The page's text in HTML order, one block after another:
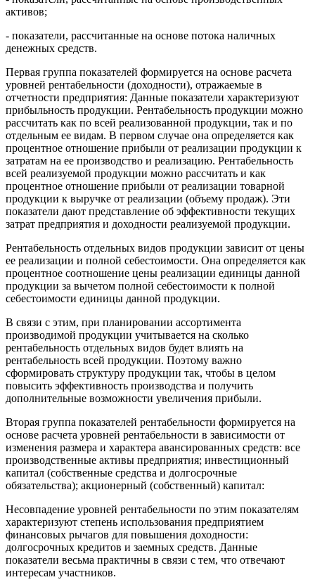
активов;
- показатели, рассчитанные на основе потока наличных
денежных средств.
Первая группа показателей формируется на основе расчета
уровней рентабельности (доходности), отражаемые в
отчетности предприятия: Данные показатели характеризуют
прибыльность продукции. Рентабельность продукции можно
рассчитать как по всей реализованной продукции, так и по
отдельным ее видам. В первом случае она определяется как
процентное отношение прибыли от реализации продукции к
затратам на ее производство и реализацию. Рентабельность
всей реализуемой продукции можно рассчитать и как
процентное отношение прибыли от реализации товарной
продукции к выручке от реализации (объему продаж). Эти
показатели дают представление об эффективности текущих
затрат предприятия и доходности реализуемой продукции.
Рентабельность отдельных видов продукции зависит от цены
ее реализации и полной себестоимости. Она определяется как
процентное соотношение цены реализации единицы данной
продукции за вычетом полной себестоимости к полной
себестоимости единицы данной продукции.
В связи с этим, при планировании ассортимента
производимой продукции учитывается на сколько
рентабельность отдельных видов будет влиять на
рентабельность всей продукции. Поэтому важно
сформировать структуру продукции так, чтобы в целом
повысить эффективность производства и получить
дополнительные возможности увеличения прибыли.
Вторая группа показателей рентабельности формируется на
основе расчета уровней рентабельности в зависимости от
изменения размера и характера авансированных средств: все
производственные активы предприятия; инвестиционный
капитал (собственные средства и долгосрочные
обязательства); акционерный (собственный) капитал:
Несовпадение уровней рентабельности по этим показателям
характеризуют степень использования предприятием
финансовых рычагов для повышения доходности:
долгосрочных кредитов и заемных средств. Данные
показатели весьма практичны в связи с тем, что отвечают
интересам участников.